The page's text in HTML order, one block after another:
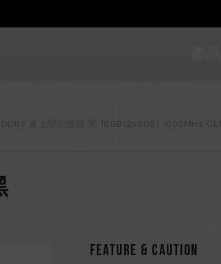
DDR3 桌上型記憶體 黑 16GB(2x8GB) 1600MHz CL11
FEATURE & CAUTION